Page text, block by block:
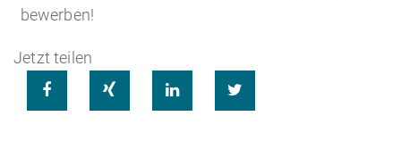
Active Sourcing
Onboarding
Blog
bewerben!
Jetzt teilen
   